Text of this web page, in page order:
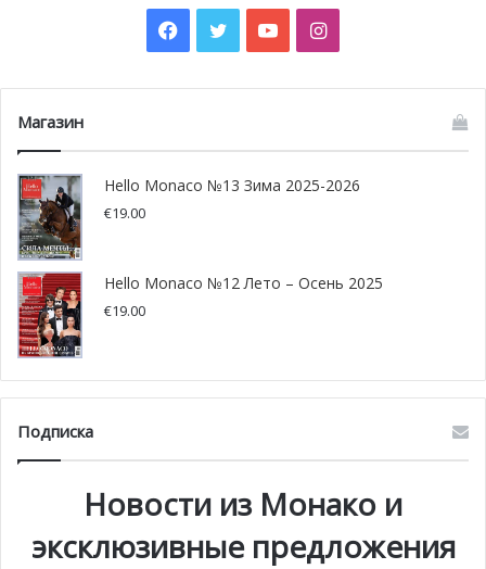
Facebook
TwitterYouTubeInstagram
Магазин
Hello Monaco №13 Зима 2025-2026
€19.00
Hello Monaco №12 Лето – Осень 2025
€19.00
Подписка
Новости из Монако и
эксклюзивные предложения